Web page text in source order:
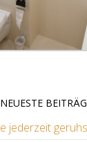
NEUESTE
jederzeit